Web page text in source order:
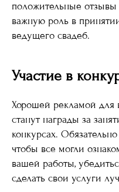
положительные
важную роль в
ведущего свадеб.
Участие в
Хорошей рекламой для
станут награды за
конкурсах.
чтобы все могли
вашей работы,
сделать свои услуги